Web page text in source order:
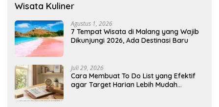
Wisata Kuliner
Agustus 1, 2026
7 Tempat Wisata di Malang yang Wajib
Dikunjungi 2026, Ada Destinasi Baru
Juli 29, 2026
Cara Membuat To Do List yang Efektif
agar Target Harian Lebih Mudah